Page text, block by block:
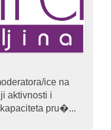
ice na
aktivnosti i
pru�...